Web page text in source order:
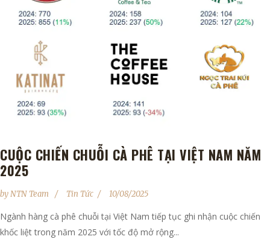
CUỘC CHIẾN CHUỖI CÀ PHÊ TẠI VIỆT NAM NĂM
2025
byNTN Team Tin Tức 10/08/2025
Ngành hàng cà phê chuỗi tại Việt Nam tiếp tục ghi nhận cuộc chiến
khốc liệt trong năm 2025 với tốc độ mở rộng...